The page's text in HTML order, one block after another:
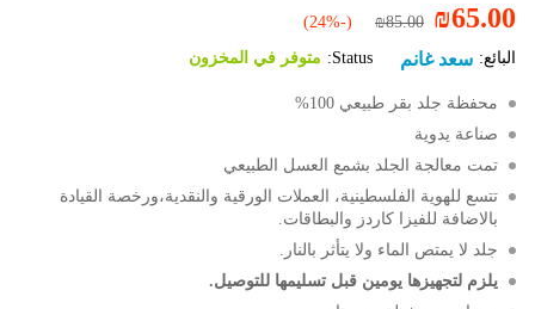
₪65.00
₪85.00
(-24%)
البائع: سعد غانم Status: متوفر في المخزون
محفظة جلد بقر طبيعي 100%
صناعة يدوية
تمت معالجة الجلد بشمع العسل الطبيعي
تتسع للهوية الفلسطينية، العملات الورقية والنقدية،ورخصة القيادة
بالاضافة للفيزا كاردز والبطاقات.
جلد لا يمتص الماء ولا يتأثر بالنار.
يلزم لتجهيزها يومين قبل تسليمها للتوصيل.